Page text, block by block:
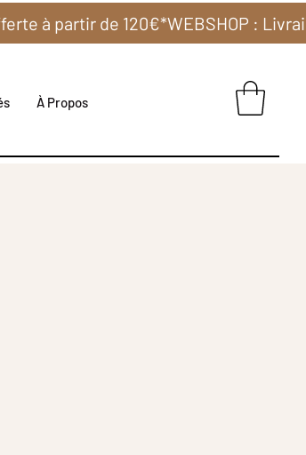
À Propos